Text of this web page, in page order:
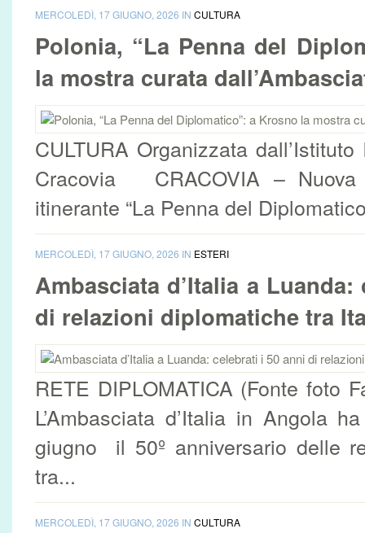
MERCOLEDÌ, 17 GIUGNO, 2026 IN CULTURA
Polonia, “La Penna del
la mostra curata
CULTURA Organizzata
Cracovia CRACOVIA – Nuova
itinerante “La Penna del
MERCOLEDÌ, 17 GIUGNO, 2026 IN ESTERI
Ambasciata d’Italia a
di relazioni diplomatiche tra
RETE DIPLOMATICA (Fonte foto
L’Ambasciata d’Italia in Angola
giugno il 50º anniversario delle
tra...
MERCOLEDÌ, 17 GIUGNO, 2026 IN CULTURA